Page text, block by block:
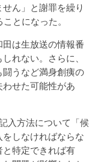
ん」と謝罪を繰り
とになった。
は生放送の情報番
れない。さらに、
うなど満身創痍の
せた可能性があ
入方法について「候
しなければならな
特定できれば有